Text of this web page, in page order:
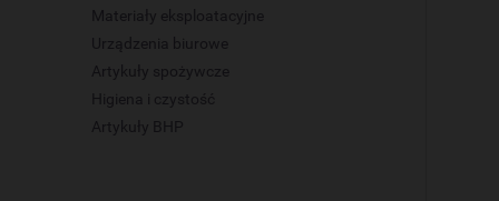
Materiały eksploatacyjne
Urządzenia biurowe
Artykuły spożywcze
Higiena i czystość
Artykuły BHP